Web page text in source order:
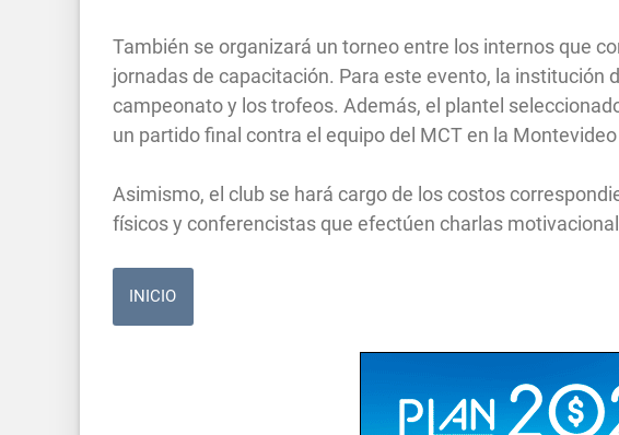
También se organizará un torneo entre los internos que
jornadas de capacitación. Para este evento, la institución
campeonato y los trofeos. Además, el plantel
un partido final contra el equipo del MCT en la
Asimismo, el club se hará cargo de los costos
físicos y conferencistas que efectúen charlas
INICIO